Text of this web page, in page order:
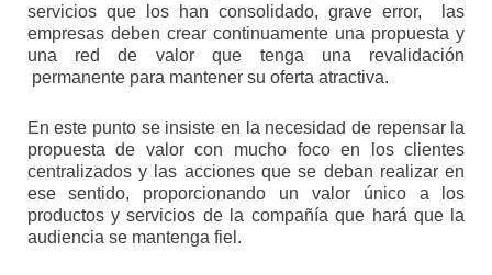
servicios que los han consolidado, grave error, las
empresas deben crear continuamente una propuesta y
una red de valor que tenga una revalidación
permanente para mantener su oferta atractiva.
En este punto se insiste en la necesidad de repensar la
propuesta de valor con mucho foco en los clientes
centralizados y las acciones que se deban realizar en
ese sentido, proporcionando un valor único a los
productos y servicios de la compañía que hará que la
audiencia se mantenga fiel.